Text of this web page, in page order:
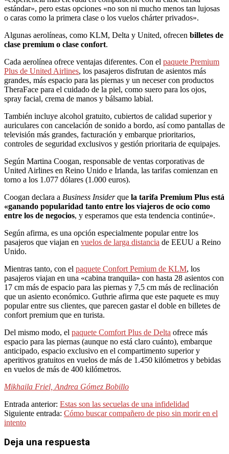
estándar», pero estas opciones «no son ni mucho menos tan lujosas
o caras como la primera clase o los vuelos chárter privados».
Algunas aerolíneas, como KLM, Delta y United, ofrecen billetes de
clase premium o clase confort.
Cada aerolínea ofrece ventajas diferentes. Con el paquete Premium
Plus de United Airlines, los pasajeros disfrutan de asientos más
grandes, más espacio para las piernas y un neceser con productos
TheraFace para el cuidado de la piel, como suero para los ojos,
spray facial, crema de manos y bálsamo labial.
También incluye alcohol gratuito, cubiertos de calidad superior y
auriculares con cancelación de sonido a bordo, así como pantallas de
televisión más grandes, facturación y embarque prioritarios,
controles de seguridad exclusivos y gestión prioritaria de equipajes.
Según Martina Coogan, responsable de ventas corporativas de
United Airlines en Reino Unido e Irlanda, las tarifas comienzan en
torno a los 1.077 dólares (1.000 euros).
Coogan declara a Business Insiderque la tarifa Premium Plus está
«ganando popularidad tanto entre los viajeros de ocio como
entre los de negocios, y esperamos que esta tendencia continúe».
Según afirma, es una opción especialmente popular entre los
pasajeros que viajan en vuelos de larga distancia de EEUU a Reino
Unido.
Mientras tanto, con el paquete Confort Pemium de KLM, los
pasajeros viajan en una «cabina tranquila» con hasta 28 asientos con
17 cm más de espacio para las piernas y 7,5 cm más de reclinación
que un asiento económico. Guthrie afirma que este paquete es muy
popular entre sus clientes, que parecen gastar el doble en billetes de
confort premium que en turista.
Del mismo modo, el paquete Comfort Plus de Delta ofrece más
espacio para las piernas (aunque no está claro cuánto), embarque
anticipado, espacio exclusivo en el compartimento superior y
aperitivos gratuitos en vuelos de más de 1.450 kilómetros y bebidas
en vuelos de más de 400 kilómetros.
Mikhaila Friel, Andrea Gómez Bobillo
2024-
07-
30
Entrada anterior: Estas son las secuelas de una infidelidad
Siguiente entrada: Cómo buscar compañero de piso sin morir en el
intento
Deja una respuesta